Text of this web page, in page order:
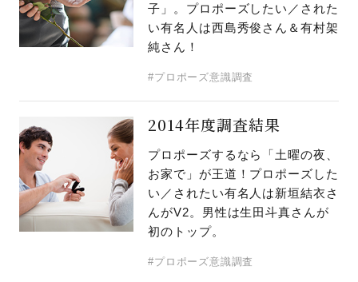
子」。プロポーズしたい／された
い有名人は西島秀俊さん＆有村架
純さん！
#プロポーズ意識調査
2014年度調査結果
プロポーズするなら「土曜の夜、
お家で」が王道！プロポーズした
い／されたい有名人は新垣結衣さ
んがV2。男性は生田斗真さんが
初のトップ。
#プロポーズ意識調査